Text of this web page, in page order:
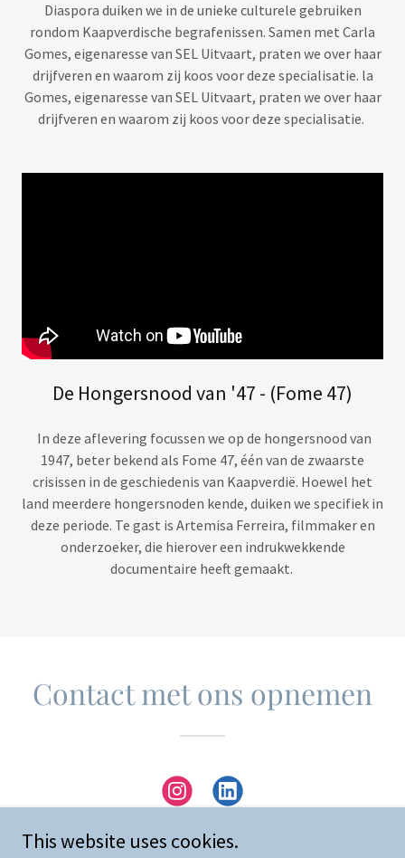
Diaspora duiken we in de unieke culturele gebruiken
rondom Kaapverdische begrafenissen. Samen met Carla
Gomes, eigenaresse van SEL Uitvaart, praten we over haar
drijfveren en waarom zij koos voor deze specialisatie. la
Gomes, eigenaresse van SEL Uitvaart, praten we over haar
drijfveren en waarom zij koos voor deze specialisatie.
De Hongersnood van '47 - (Fome 47)
In deze aflevering focussen we op de hongersnood van
1947, beter bekend als Fome 47, één van de zwaarste
crisissen in de geschiedenis van Kaapverdië. Hoewel het
land meerdere hongersnoden kende, duiken we specifiek in
deze periode. Te gast is Artemisa Ferreira, filmmaker en
onderzoeker, die hierover een indrukwekkende
documentaire heeft gemaakt.
Contact met ons opnemen
This website uses cookies.